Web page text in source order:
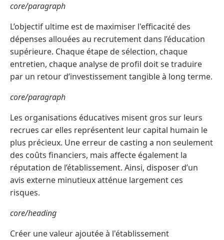
core/paragraph
L’objectif ultime est de maximiser l'efficacité des
dépenses allouées au recrutement dans l’éducation
supérieure. Chaque étape de sélection, chaque
entretien, chaque analyse de profil doit se traduire
par un retour d’investissement tangible à long terme.
core/paragraph
Les organisations éducatives misent gros sur leurs
recrues car elles représentent leur capital humain le
plus précieux. Une erreur de casting a non seulement
des coûts financiers, mais affecte également la
réputation de l’établissement. Ainsi, disposer d’un
avis externe minutieux atténue largement ces
risques.
core/heading
Créer une valeur ajoutée à l'établissement